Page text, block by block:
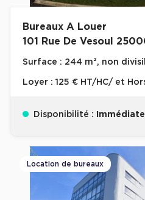
Bureaux A Louer
101 Rue De Vesoul
Surface : 244 m², non
Loyer : 125 € HT/HC/ et
Disponibilité : Immédiate
Location de bureaux